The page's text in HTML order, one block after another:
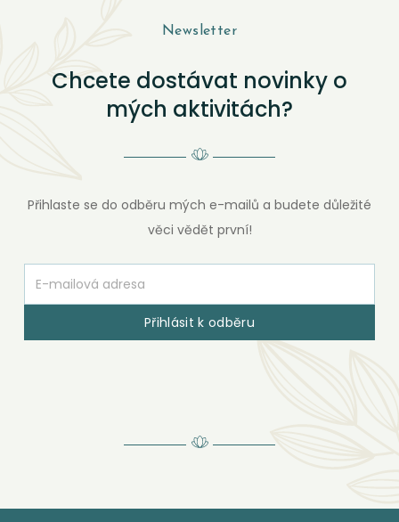
Newsletter
Chcete dostávat novinky o
mých aktivitách?
Přihlaste se do odběru mých e-mailů a budete důležité
věci vědět první!
Přihlásit k odběru